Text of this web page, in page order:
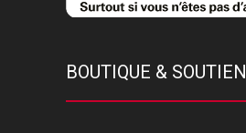
BOUTIQUE & SOUTIEN